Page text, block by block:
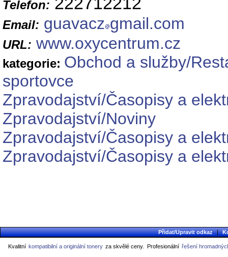
Telefon:
Email: guavacz gmail.com
URL: www.oxycentrum.cz
kategorie: Obchod a služby/
sportovce
Zpravodajství/Časopisy a
Zpravodajství/Noviny
Zpravodajství/Časopisy a
Zpravodajství/Časopisy a
Přidat/Upravit odkaz |
Kvalitní kompatibilní a originální tonery za skvělé ceny. Profesionální řešení